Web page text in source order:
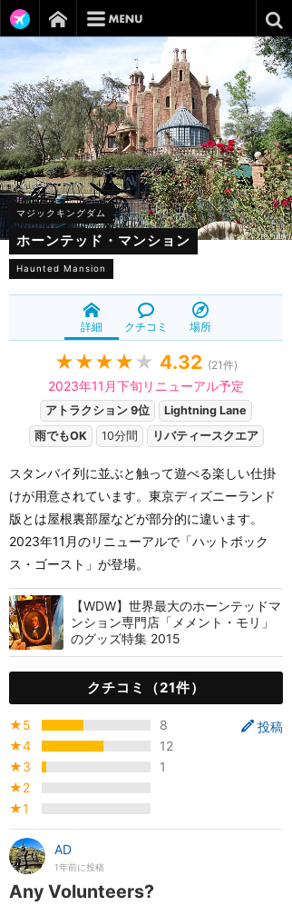
マジックキングダム
ホーンテッド・マンション
Haunted Mansion
詳細 クチコミ 場所
★★★★ ★ 4.32 (21件)
2023年11月下旬リニューアル予定
アトラクション 9位
Lightning Lane
雨でもOK
10分間 リバティースクエア
スタンバイ列に並ぶと触って遊べる楽しい仕掛
けが用意されています。東京ディズニーランド
版とは屋根裏部屋などが部分的に違います。
2023年11月のリニューアルで「ハットボック
ス・ゴースト」が登場。
【WDW】世界最大のホーンテッドマ
ンション専門店「メメント・モリ」
のグッズ特集 2015
クチコミ（21件）
投稿
★5
8
★4
12
★3
1
★2
★1
AD
1年前に投稿
Any Volunteers?